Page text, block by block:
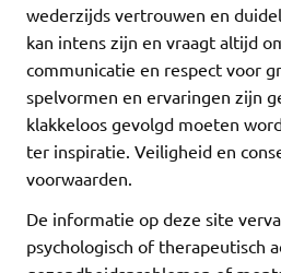
wederzijds vertrouwen en
kan intens zijn en vraagt altijd
communicatie en respect voor
spelvormen en ervaringen zijn
klakkeloos gevolgd moeten
ter inspiratie. Veiligheid en
voorwaarden.
De informatie op deze site
psychologisch of therapeutisch